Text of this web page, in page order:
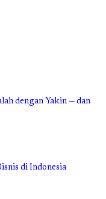
dengan Yakin — dan
di Indonesia